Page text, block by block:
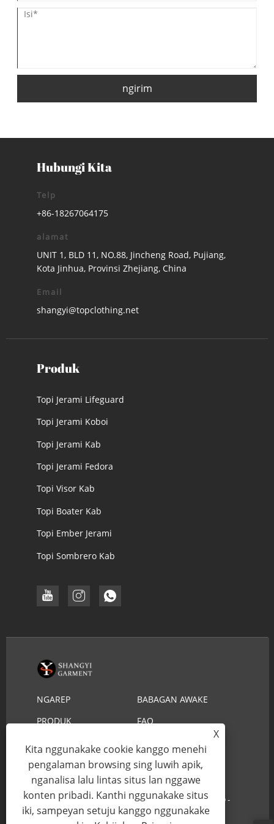
ngirim
Hubungi Kita
Telp
+86-18267064175
alamat
UNIT 1, BLD 11, NO.88, Jincheng Road, Pujiang,
Kota Jinhua, Provinsi Zhejiang, China
Email
shangyi@topclothing.net
Produk
Topi Jerami Lifeguard
Topi Jerami Koboi
Topi Jerami Kab
Topi Jerami Fedora
Topi Visor Kab
Topi Boater Kab
Topi Ember Jerami
Topi Sombrero Kab
NGAREP
BABAGAN AWAKE
DHEWE
PRODUK
FAQ
NGUNDHUH
KIRIM PITAKONAN
HUBUNGI KITA
Hak Cipta © 2022 YIWU SHANGYI GARMENT CO.,LTD -
Topi Jerami Lifeguard, Topi Jerami Koboi - Kabeh Hak
X
Kita nggunakake cookie kanggo menehi
pengalaman browsing sing luwih apik,
nganalisa lalu lintas situs lan nggawe
konten pribadi. Kanthi nggunakake situs
iki, sampeyan setuju kanggo nggunakake